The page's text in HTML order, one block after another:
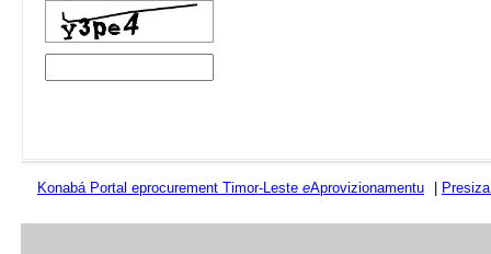
Konabá Portal eprocurement Timor-Leste eAprovizionamentu |